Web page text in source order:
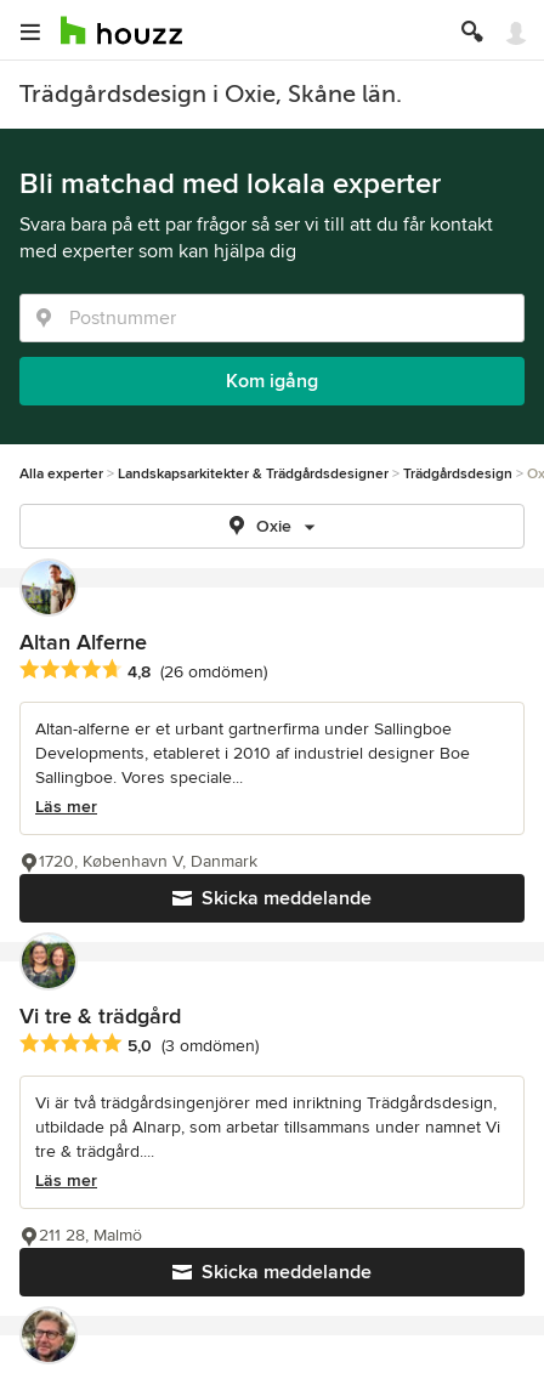
Trädgårdsdesign i Oxie, Skåne län.
Bli matchad med lokala experter
Svara bara på ett par frågor så ser vi till att du får kontakt
med experter som kan hjälpa dig
Kom igång
Alla experter Landskapsarkitekter & Trädgårdsdesigner Trädgårdsdesign
Oxie
Altan Alferne
Genomsnittligt omdöme: 4.8 av 5 stjärnor
4,8 (26 omdömen)
Altan-alferne er et urbant gartnerfirma under Sallingboe
Developments, etableret i 2010 af industriel designer Boe
Sallingboe. Vores speciale...
Läs mer
Skicka meddelande
1720, København V, Danmark
Vi tre & trädgård
Genomsnittligt omdöme: 5 av 5 stjärnor
5,0 (3 omdömen)
Vi är två trädgårdsingenjörer med inriktning Trädgårdsdesign,
utbildade på Alnarp, som arbetar tillsammans under namnet Vi
tre & trädgård....
Läs mer
Skicka meddelande
211 28, Malmö